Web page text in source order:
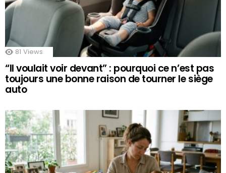
81 Views
“Il voulait voir devant” : pourquoi ce n’est pas
toujours une bonne raison de tourner le siège
auto